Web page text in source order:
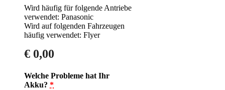
Wird häufig für folgende Antriebe
verwendet: Panasonic
Wird auf folgenden Fahrzeugen
häufig verwendet: Flyer
€ 0,00
Welche Probleme hat Ihr
Akku? *